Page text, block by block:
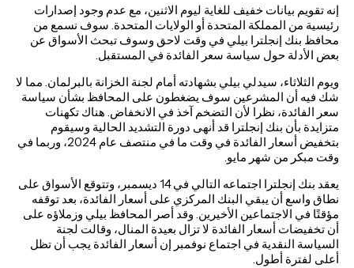
إنه تقويم بيانات خفيف للغاية ليوم الاثنين، مع عدم وجود إصدارات
رئيسية من المملكة المتحدة أو الولايات المتحدة. سوف نسمع من
محافظ بنك إنجلترا بيلي في وقت لاحق وسوف تبحث الأسواق عن
بعض الأدلة حول سياسة سعر الفائدة في المستقبل.
ويوم الثلاثاء، سيدلي بيلي بشهادته أمام لجنة الخزانة بالبرلمان. مما لا
شك فيه أن المشرعين سوف يضغطون على المحافظ بشأن سياسة
سعر الفائدة، نظرا لأن التضخم آخذ في الانخفاض. هناك تكهنات
متزايدة بأن بنك إنجلترا قد أنهى دورة التشديد الحالية وسيقوم
بتخفيض أسعار الفائدة في وقت ما في منتصف عام 2024، وربما في
وقت مبكر من شهر مايو.
يعقد بنك إنجلترا اجتماعه التالي في 14 ديسمبر، وتتوقع الأسواق على
نطاق واسع أن يبقي البنك المركزي على أسعار الفائدة، بعد توقفه
مؤقتًا في الاجتماعين الأخيرين. وقد أصر المحافظ بيلي وزملاؤه على
أن تخفيضات أسعار الفائدة لا تزال بعيدة المنال، وقالت لجنة
السياسة النقدية في اجتماع نوفمبر إن أسعار الفائدة يجب أن تظل
أعلى لفترة أطول.